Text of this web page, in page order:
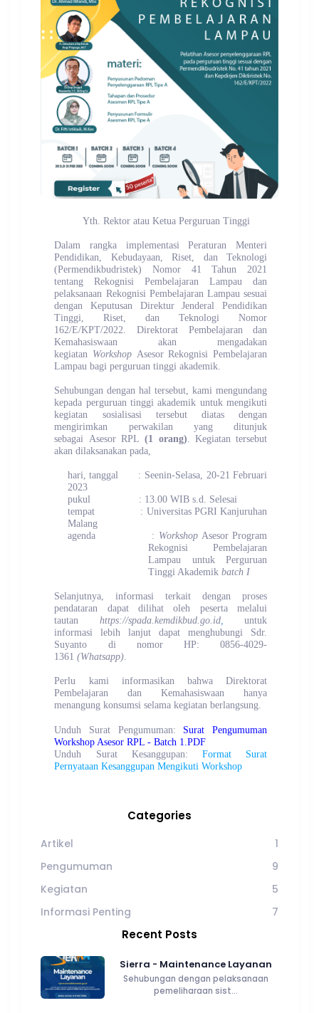
Yth. Rektor atau Ketua Perguruan Tinggi
Dalam rangka implementasi Peraturan Menteri
Pendidikan, Kebudayaan, Riset, dan Teknologi
(Permendikbudristek) Nomor 41 Tahun 2021
tentang Rekognisi Pembelajaran Lampau dan
pelaksanaan Rekognisi Pembelajaran Lampau sesuai
dengan Keputusan Direktur Jenderal Pendidikan
Tinggi, Riset, dan Teknologi Nomor
162/E/KPT/2022. Direktorat Pembelajaran dan
Kemahasiswaan akan mengadakan
kegiatan Workshop Asesor Rekognisi Pembelajaran
Lampau bagi perguruan tinggi akademik.
Sehubungan dengan hal tersebut, kami mengundang
kepada perguruan tinggi akademik untuk mengikuti
kegiatan sosialisasi tersebut diatas dengan
mengirimkan perwakilan yang ditunjuk
sebagai Asesor RPL(1 orang). Kegiatan tersebut
akan dilaksanakan pada,
hari, tanggal : Seenin-Selasa, 20-21 Februari
2023
pukul : 13.00 WIB s.d. Selesai
tempat : Universitas PGRI Kanjuruhan
Malang
agenda : WorkshopAsesor Program
Rekognisi Pembelajaran
Lampau untuk Perguruan
Tinggi Akademik batch I
Selanjutnya,informasi terkait dengan proses
pendataran dapat dilihat oleh pesertamelalui
tautan https://spada.kemdikbud.go.id,untuk
informasi lebih lanjut dapat menghubungi Sdr.
Suyanto di nomor HP: 0856-4029-
1361 (Whatsapp).
Perlu kami informasikan bahwa Direktorat
Pembelajaran dan Kemahasiswaan hanya
menangung konsumsi selama kegiatan berlangsung.
Unduh Surat Pengumuman: Surat Pengumuman
Workshop Asesor RPL - Batch 1.PDF
Unduh Surat Kesanggupan: Format Surat
Pernyataan Kesanggupan Mengikuti Workshop
Categories
Artikel
1
Pengumuman
9
Kegiatan
5
Informasi Penting
7
Recent Posts
Sierra - Maintenance Layanan
Sehubungan dengan pelaksanaan
pemeliharaan sist...